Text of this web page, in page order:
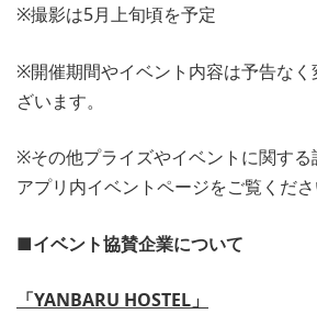
※撮影は5月上旬頃を予定
※開催期間やイベント内容は予告な
ざいます。
※その他プライズやイベントに関する
アプリ内イベントページをご覧くださ
■イベント協賛企業について
「YANBARU HOSTEL」